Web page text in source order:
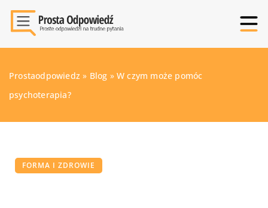
Prostaodpowiedz » Blog »W czym może pomóc
psychoterapia?
FORMA I ZDROWIE